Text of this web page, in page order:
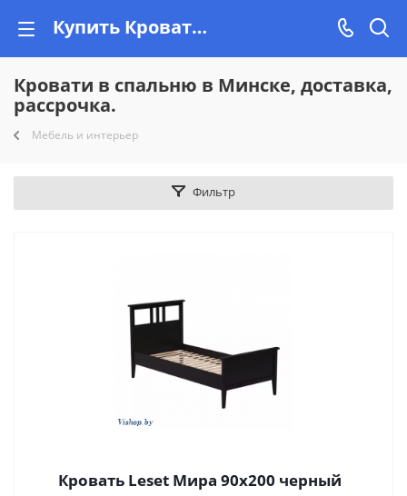
Купить Кровати в спальню в Минске доставка, рассрочка от магазина Vishop.by
Кровати в спальню в Минске, доставка,
рассрочка.
Мебель и интерьер
Фильтр
Кровать Leset Мира 90х200 черный